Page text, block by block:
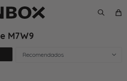
M7W9
Recomendados